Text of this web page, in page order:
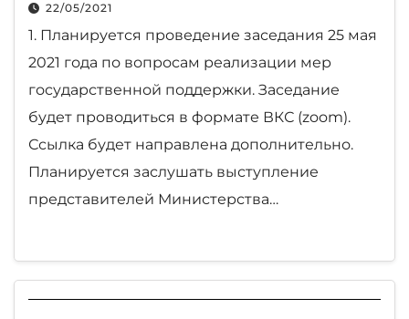
22/05/2021
1. Планируется проведение заседания 25 мая
2021 года по вопросам реализации мер
государственной поддержки. Заседание
будет проводиться в формате ВКС (zoom).
Ссылка будет направлена дополнительно.
Планируется заслушать выступление
представителей Министерства…